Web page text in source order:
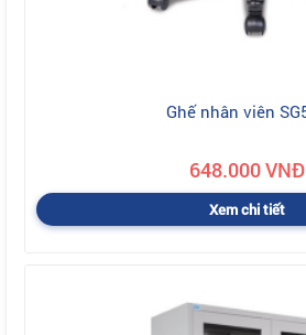
Ghế nhân viên
648.000 VNĐ
Xem chi tiết